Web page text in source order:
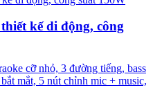
kế di động, công
cỡ nhỏ, 3 đường tiếng, bass
mắt, 5 nút chỉnh mic + music,